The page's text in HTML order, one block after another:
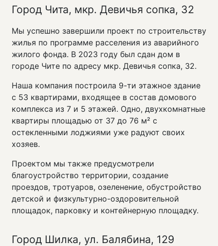
Город Чита, мкр. Девичья сопка, 32
Мы успешно завершили проект по строительству
жилья по программе расселения из аварийного
жилого фонда. В 2023 году был сдан дом в
городе Чите по адресу мкр. Девичья сопка, 32.
Наша компания построила 9-ти этажное здание
с 53 квартирами, входящее в состав домового
комплекса из 7 и 5 этажей. Одно, двухкомнатные
квартиры площадью от 37 до 76 м² с
остекленными лоджиями уже радуют своих
хозяев.
Проектом мы также предусмотрели
благоустройство территории, создание
проездов, тротуаров, озеленение, обустройство
детской и физкультурно-оздоровительной
площадок, парковку и контейнерную площадку.
Город Шилка, ул. Балябина, 129